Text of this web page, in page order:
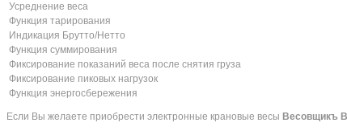
Усреднение веса
Функция тарирования
Индикация Брутто/Нетто
Функция суммирования
Фиксирование показаний веса после снятия груза
Фиксирование пиковых нагрузок
Функция энергосбережения
Если Вы желаете приобрести электронные крановые весы Весовщикъ